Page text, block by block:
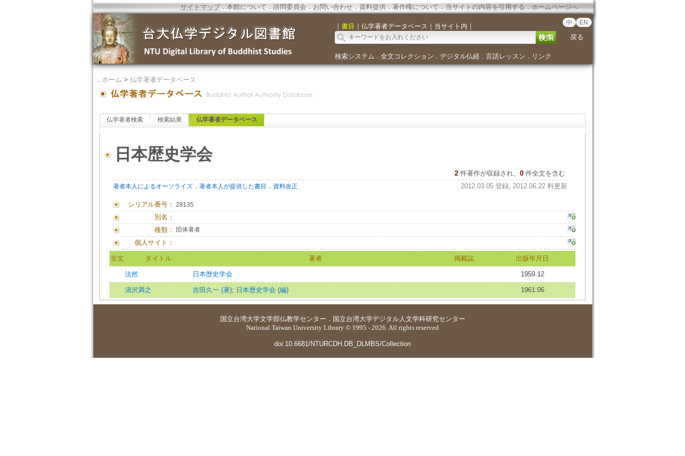
サイトマップ．本館について．諮問委員会． お問い合わせ． 資料提供．著作権について．当サイトの内容を引用する．ホームページへ
｜ 書目 ｜ 仏学著者データベース ｜ 当サイト内 ｜ 中 EN
戻る
検索システム ． 全文コレクション ． デジタル仏経． 言語レッスン ． リンク
． ホーム > 仏学著者データベース
仏学著者検索 検索結果 仏学著者データベース
日本歴史学会
2 件著作が収録され、 0件全文を含む
著者本人によるオーソライズ． 著者本人が提供した書目 ． 資料改正 2012.03.05 登録, 2012.06.22 料更新
シリアル番号： 28135
別名：
種類：
団体著者
個人サイト：
全文 タイトル 著者 掲載誌 出版年月日
法然 日本歴史学会 1959.12
清沢満之 吉田久一 (著); 日本歴史学会 (編) 1961.06
国立台湾大学文学部仏教学センター ． 国立台湾大学デジタル人文学科研究センター
National Taiwan University Library © 1995 - 2026. All rights reserved
doi:10.6681/NTURCDH.DB_DLMBS/Collection